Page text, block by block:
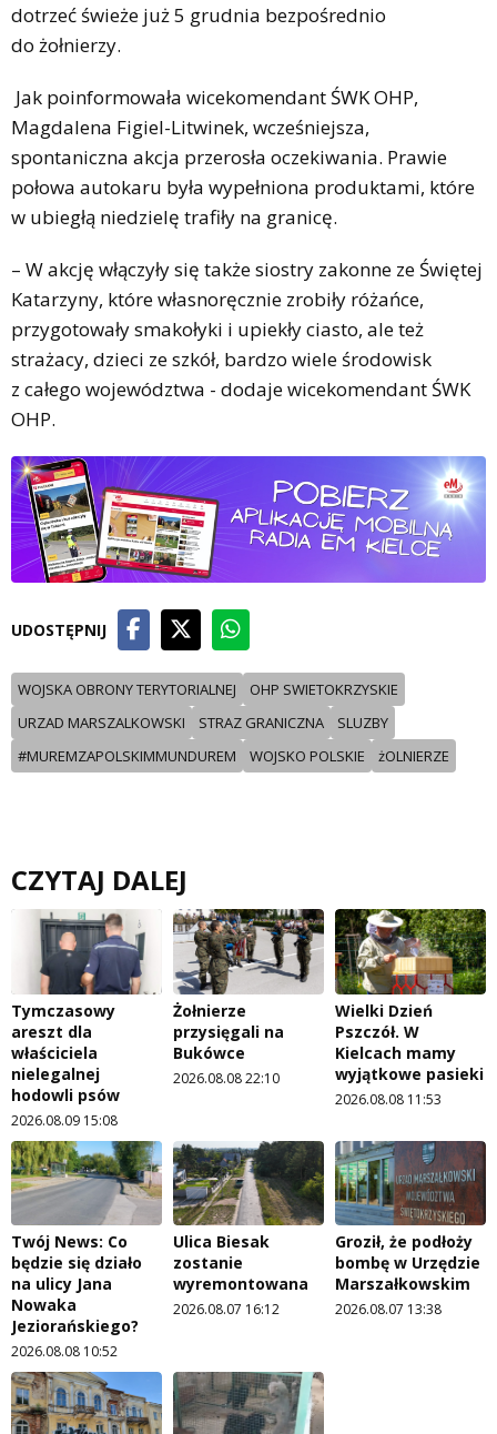
dotrzeć świeże już 5 grudnia bezpośrednio
do żołnierzy.
Jak poinformowała wicekomendant ŚWK OHP,
Magdalena Figiel-Litwinek, wcześniejsza,
spontaniczna akcja przerosła oczekiwania. Prawie
połowa autokaru była wypełniona produktami, które
w ubiegłą niedzielę trafiły na granicę.
– W akcję włączyły się także siostry zakonne ze Świętej
Katarzyny, które własnoręcznie zrobiły różańce,
przygotowały smakołyki i upiekły ciasto, ale też
strażacy, dzieci ze szkół, bardzo wiele środowisk
z całego województwa - dodaje wicekomendant ŚWK
OHP.
UDOSTĘPNIJ
WOJSKA OBRONY TERYTORIALNEJ
OHP SWIETOKRZYSKIE
URZAD MARSZALKOWSKI
STRAZ GRANICZNA
SLUZBY
#MUREMZAPOLSKIMMUNDUREM
WOJSKO POLSKIE żOLNIERZE
CZYTAJ DALEJ
Tymczasowy
areszt dla
właściciela
nielegalnej
hodowli psów
2026.08.09 15:08
Żołnierze
przysięgali na
Bukówce
2026.08.08 22:10
Wielki Dzień
Pszczół. W
Kielcach mamy
wyjątkowe pasieki
2026.08.08 11:53
Twój News: Co
będzie się działo
na ulicy Jana
Nowaka
Jeziorańskiego?
2026.08.08 10:52
Ulica Biesak
zostanie
wyremontowana
2026.08.07 16:12
Groził, że podłoży
bombę w Urzędzie
Marszałkowskim
2026.08.07 13:38